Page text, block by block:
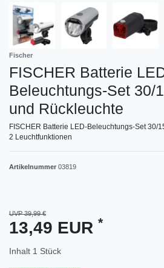
Fischer
FISCHER Batterie
Beleuchtungs-Set 30/
und Rückleuchte
FISCHER Batterie LED-Beleuchtungs-Set 30/
2 Leuchtfunktionen
Artikelnummer 03819
UVP 39,99 €
13,49 EUR *
Inhalt 1 Stück